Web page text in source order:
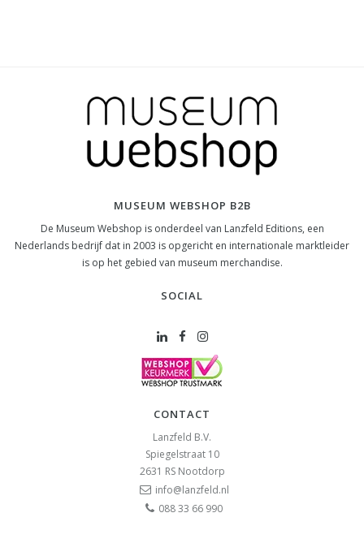
MUSEUM WEBSHOP B2B
De Museum Webshop is onderdeel van Lanzfeld Editions, een
Nederlands bedrijf dat in 2003 is opgericht en internationale marktleider
is op het gebied van museum merchandise.
SOCIAL
CONTACT
Lanzfeld B.V.
Spiegelstraat 10
2631 RS Nootdorp
info@lanzfeld.nl
088 33 66 990